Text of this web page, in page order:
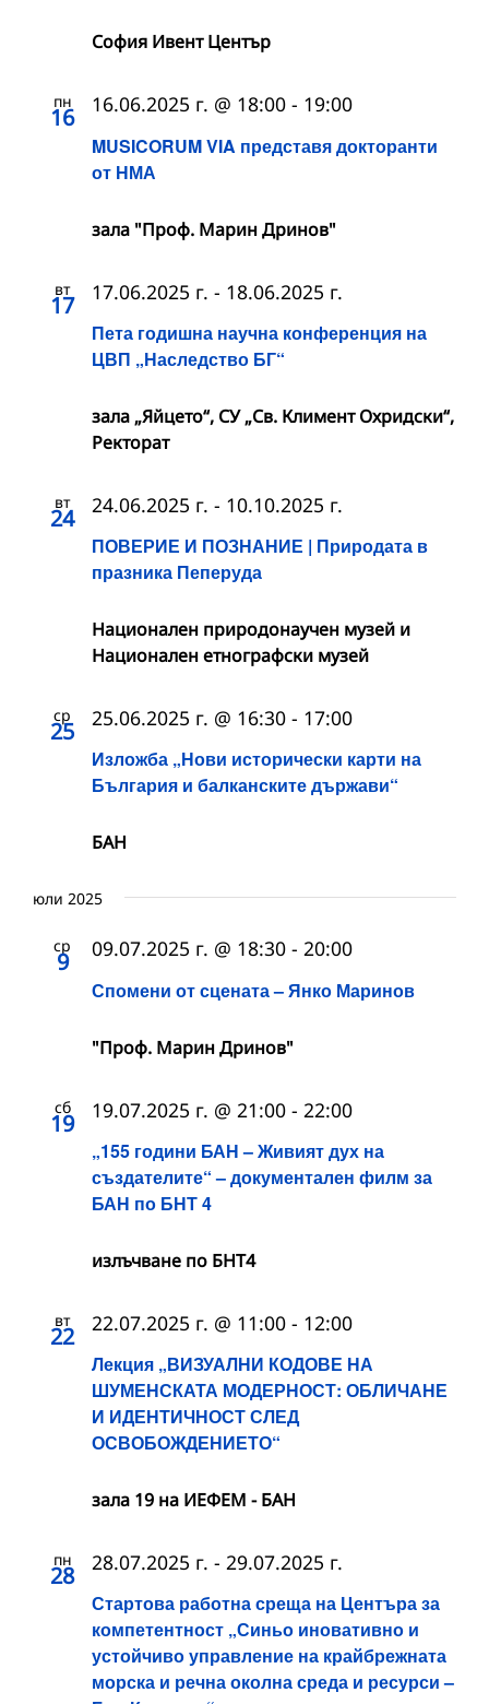
София Ивент Център
пн
16
MUSICORUM VIA представя докторанти
от НМА
16.06.2025 г. @ 18:00 - 19:00
зала "Проф. Марин Дринов"
вт
17
Пета годишна научна конференция на
ЦВП „Наследство БГ“
17.06.2025 г. - 18.06.2025 г.
зала „Яйцето“, СУ „Св. Климент Охридски“,
Ректорат
вт
24
ПОВЕРИЕ И ПОЗНАНИЕ | Природата в
празника Пеперуда
24.06.2025 г. - 10.10.2025 г.
Национален природонаучен музей и
Национален етнографски музей
ср
25
Изложба „Нови исторически карти на
България и балканските държави“
25.06.2025 г. @ 16:30 - 17:00
БАН
юли 2025
ср
9
Спомени от сцената – Янко Маринов
09.07.2025 г. @ 18:30 - 20:00
"Проф. Марин Дринов"
сб
19
„155 години БАН – Живият дух на
създателите“ – документален филм за
БАН по БНТ 4
19.07.2025 г. @ 21:00 - 22:00
излъчване по БНТ4
вт
22
Лекция „ВИЗУАЛНИ КОДОВЕ НА
ШУМЕНСКАТА МОДЕРНОСТ: ОБЛИЧАНЕ
И ИДЕНТИЧНОСТ СЛЕД
ОСВОБОЖДЕНИЕТО“
22.07.2025 г. @ 11:00 - 12:00
зала 19 на ИЕФЕМ - БАН
пн
28
Стартова работна среща на Центъра за
компетентност „Синьо иновативно и
устойчиво управление на крайбрежната
морска и речна околна среда и ресурси –
28.07.2025 г. - 29.07.2025 г.